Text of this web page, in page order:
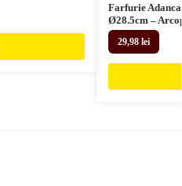
Farfurie
Ø28.5cm –
29,98 lei